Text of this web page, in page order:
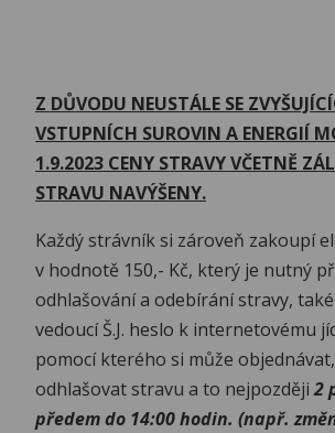
Z DŮVODU NEUSTÁLE SE
VSTUPNÍCH SUROVIN A ENERGIÍ
1.9.2023 CENY STRAVY VČETNĚ
STRAVU NAVÝŠENY.
Každý strávník si zároveň zakoupí
v hodnotě 150,- Kč, který je nutný
odhlašování a odebírání stravy,
vedoucí Š.J. heslo k internetovému
pomocí kterého si může
odhlašovat stravu a to nejpozději2
předem do 14:00 hodin. (např.